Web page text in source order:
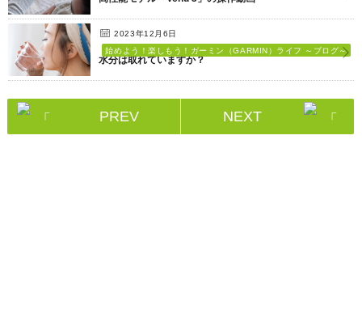
2023年12月6日
始めよう！楽しもう！ガーミン（GARMIN）ライフ ～ブログ～
水分は取れていますか？
PREV NEXT